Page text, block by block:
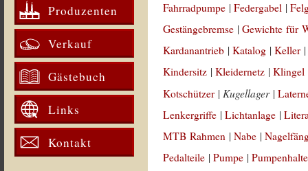
Produzenten
Verkauf
Gästebuch
Links
Kontakt
Fahrradpumpe |Federgabel |
Gestängebremse |Gewichte für
Kardanantrieb |Katalog |Keller
Kindersitz |Kleidernetz |Klingel
Kotschützer |Kugellager|
Lenkergriffe |Lichtanlage |
MTB Rahmen |Nabe |
Pedalteile |Pumpe |